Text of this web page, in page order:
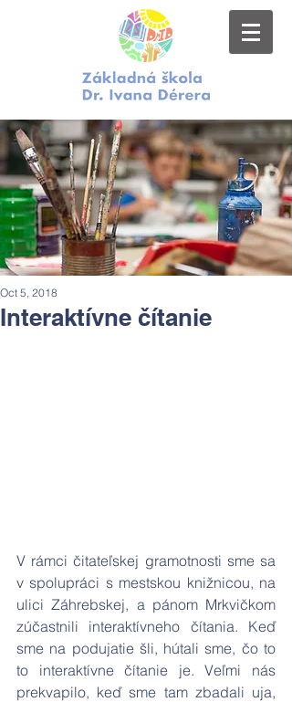
Interaktívne čítanie
Oct 5, 2018
V rámci čitateľskej gramotnosti sme sa
v spolupráci s mestskou knižnicou, na
ulici Záhrebskej, a pánom Mrkvičkom
zúčastnili interaktívneho čítania. Keď
sme na podujatie šli, hútali sme, čo to
to interaktívne čítanie je. Veľmi nás
prekvapilo, keď sme tam zbadali uja,